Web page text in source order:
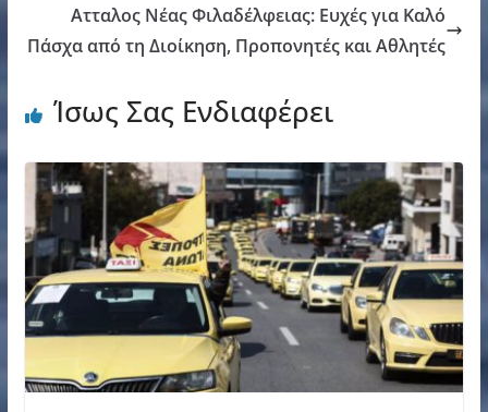
Ατταλος Νέας Φιλαδέλφειας: Ευχές για Καλό
Πάσχα από τη Διοίκηση, Προπονητές και Αθλητές
Ίσως Σας Ενδιαφέρει